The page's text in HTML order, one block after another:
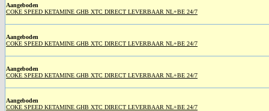
Aangeboden
COKE SPEED KETAMINE GHB XTC DIRECT LEVERBAAR NL+BE 24/7
Aangeboden
COKE SPEED KETAMINE GHB XTC DIRECT LEVERBAAR NL+BE 24/7
Aangeboden
COKE SPEED KETAMINE GHB XTC DIRECT LEVERBAAR NL+BE 24/7
Aangeboden
COKE SPEED KETAMINE GHB XTC DIRECT LEVERBAAR NL+BE 24/7